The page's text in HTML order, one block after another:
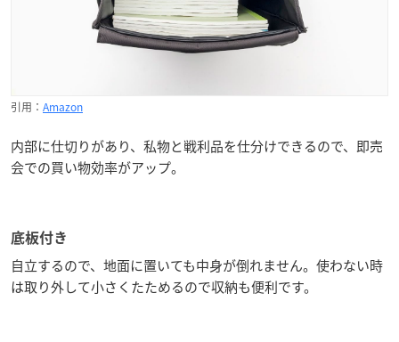
引用： Amazon
内部に仕切りがあり、私物と戦利品を仕分けできるので、即売
会での買い物効率がアップ。
底板付き
自立するので、地面に置いても中身が倒れません。使わない時
は取り外して小さくたためるので収納も便利です。